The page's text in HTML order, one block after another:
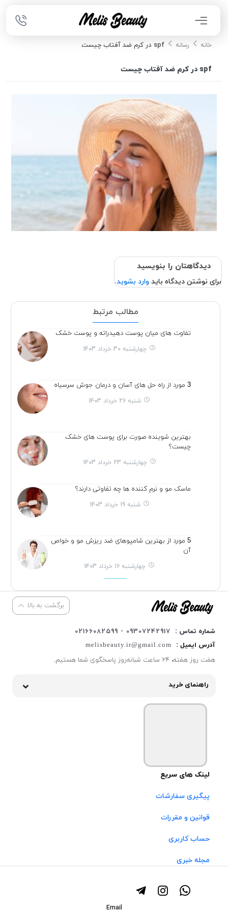
خانه رسانه spf در کرم ضد آفتاب چیست
spf در کرم ضد آفتاب چیست
دیدگاهتان را بنویسید
برای نوشتن دیدگاه باید وارد بشوید.
مطالب مرتبط
تفاوت های میان پوست دهیدراته و پوست خشک
چهارشنبه 30 خرداد 1403
3 مورد از راه حل های آسان و درمان جوش سرسیاه
شنبه 26 خرداد 1403
بهترین شوینده صورت برای پوست های خشک
چیست؟
چهارشنبه 23 خرداد 1403
ماسک مو و نرم کننده ها چه تفاوتی دارند؟
شنبه 19 خرداد 1403
5 مورد از بهترین شامپوهای ضد ریزش مو و خواص
آن
چهارشنبه 16 خرداد 1403
برگشت به بالا
شماره تماس :
09307242917 - 02166082599
آدرس ایمیل :
melisbeauty.ir@gmail.com
هفت روز هفته، ۲۴ ساعت شبانه‌روز پاسخگوی شما هستیم.
راهنمای خرید
لینک های سریع
پیگیری سفارشات
قوانین و مقررات
حساب کاربری
مجله خبری
Email